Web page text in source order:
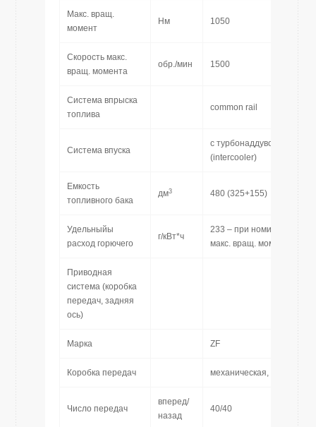
Макс. вращ.
момент
Нм 1050
Скорость макс.
вращ. момента
обр./мин 1500
Система впрыска
топлива
common rail
Система впуска
с турбонаддувом и
(intercooler)
Емкость
топливного бака
дм3 480 (325+155)
Удельныйы
расход горючего
г/кВт*ч
233 – при номинальной
макс. вращ. момент
Приводная
система (коробка
передач, задняя
ось)
Марка ZF
Коробка передач механическая,
Число передач
вперед/
назад
40/40